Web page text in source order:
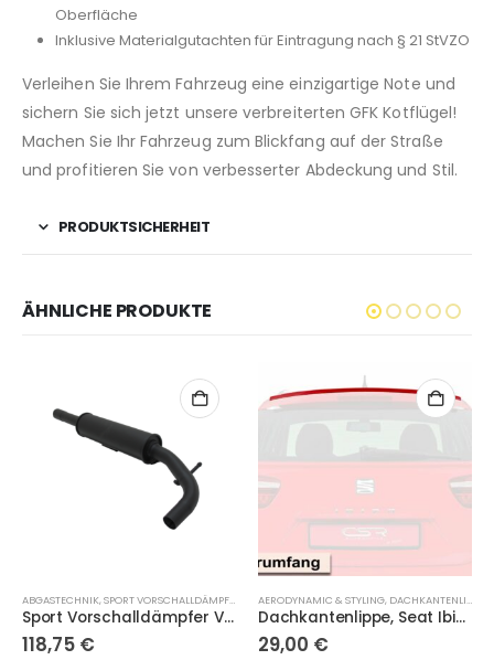
Oberfläche
Inklusive Materialgutachten für Eintragung nach § 21 StVZO
Verleihen Sie Ihrem Fahrzeug eine einzigartige Note und
sichern Sie sich jetzt unsere verbreiterten GFK Kotflügel!
Machen Sie Ihr Fahrzeug zum Blickfang auf der Straße
und profitieren Sie von verbesserter Abdeckung und Stil.
PRODUKTSICHERHEIT
ÄHNLICHE PRODUKTE
ABGASTECHNIK,SPORT VORSCHALLDÄMPFER
Sport Vorschalldämpfer VW Lupo / Seat Arosa 1.4
118,75 €
AERODYNAMIC & STYLING, DACHKANTENLIPPEN
Dachkantenlippe, Seat Ibiza 6J ST
29,00 €